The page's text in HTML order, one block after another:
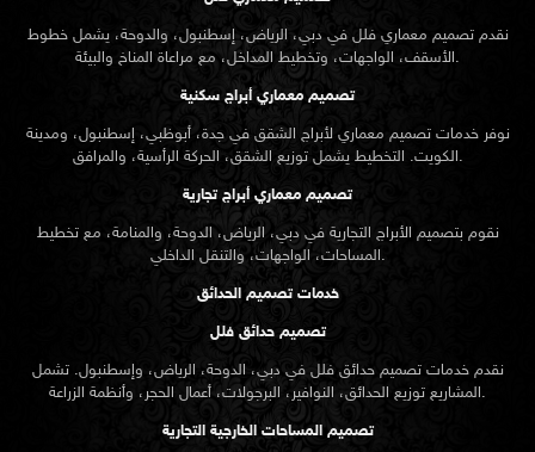
نقدمتصميم معماري فلل في دبي، الرياض، إسطنبول، والدوحة، يشمل خطوط
الأسقف، الواجهات، وتخطيط المداخل، مع مراعاة المناخ والبيئة.
تصميم معماري أبراج سكنية
نوفر خدمات تصميم معماري لأبراج الشقق في جدة، أبوظبي، إسطنبول، ومدينة
الكويت. التخطيط يشمل توزيع الشقق، الحركة الرأسية، والمرافق.
تصميم معماري أبراج تجارية
نقوم بتصميم الأبراج التجارية في دبي، الرياض، الدوحة، والمنامة، مع تخطيط
المساحات، الواجهات، والتنقل الداخلي.
خدمات تصميم الحدائق
تصميم حدائق فلل
نقدم خدماتتصميم حدائق فلل في دبي، الدوحة، الرياض، وإسطنبول. تشمل
المشاريع توزيع الحدائق، النوافير، البرجولات، أعمال الحجر، وأنظمة الزراعة.
تصميم المساحات الخارجية التجارية